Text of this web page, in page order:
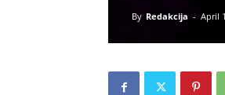
By Redakcija - April